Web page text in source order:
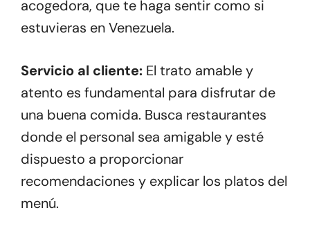
acogedora, que te haga sentir como si
estuvieras en Venezuela.
Servicio al cliente: El trato amable y
atento es fundamental para disfrutar de
una buena comida. Busca restaurantes
donde el personal sea amigable y esté
dispuesto a proporcionar
recomendaciones y explicar los platos del
menú.